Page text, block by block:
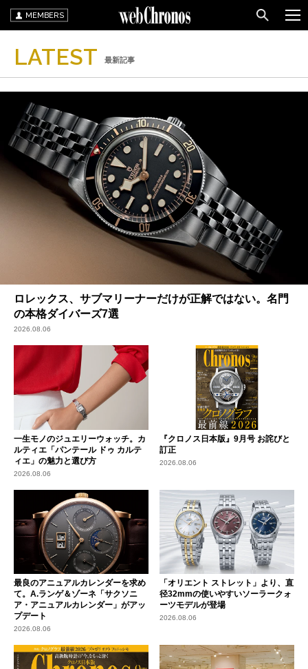
MEMBERS
LATEST 最新記事
ロレックス、サブマリーナーだけが正解ではない。名門
の本格ダイバーズ7選
2026.08.06
一生モノのジュエリーウォッチ。カ
ルティエ「パンテール ドゥ カルテ
ィエ」の魅力と選び方
2026.08.06
『クロノス日本版』9月号 お詫びと
訂正
2026.08.06
最良のアニュアルカレンダーを求め
て。A.ランゲ＆ゾーネ「サクソニ
ア・アニュアルカレンダー」がアッ
プデート
2026.08.06
「オリエント ストレット」より、直
径32mmの使いやすいソーラークォ
ーツモデルが登場
2026.08.06